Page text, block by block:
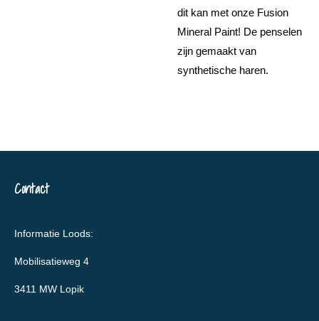
dit kan met onze Fusion
Mineral Paint! De penselen
zijn gemaakt van
synthetische haren.
Contact
Informatie Loods:
Mobilisatieweg 4
3411 MW Lopik